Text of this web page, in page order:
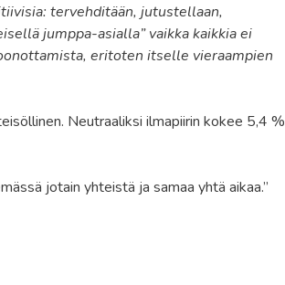
tervehditään, jutustellaan,
jumppa-asialla” vaikka kaikkia ei
eritoten itselle vieraampien
Neutraaliksi ilmapiirin kokee 5,4 %
jotain yhteistä ja samaa yhtä aikaa.”